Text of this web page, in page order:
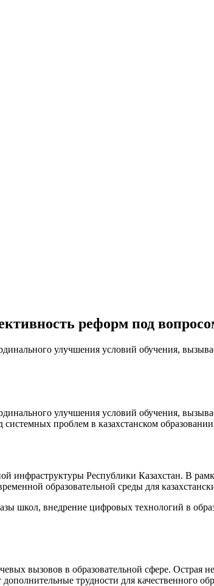
реформ под
улучшения условий обучения,
улучшения условий обучения,
проблем в казахстанском
инфраструктуры Республики Казахстан. В
образовательной среды для
школ, внедрение цифровых технологий в
вызовов в образовательной сфере. Острая
трудности для качественного